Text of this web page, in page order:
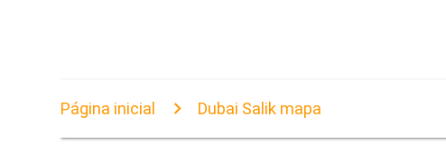
Página inicial Dubai Salik mapa